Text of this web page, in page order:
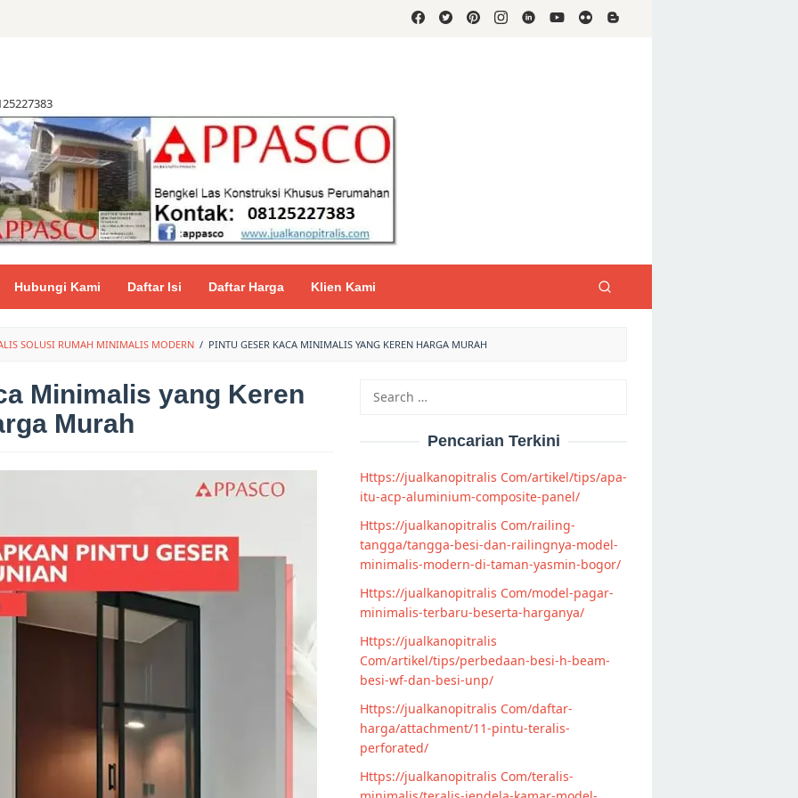
Hubungi Kami Daftar Isi Daftar Harga Klien Kami
SOLUSI RUMAH MINIMALIS MODERN / PINTU GESER KACA MINIMALIS YANG KEREN HARGA MURAH
Minimalis yang Keren
Murah
for:
Pencarian Terkini
Https://jualkanopitralis Com/artikel/tips/apa-
itu-acp-aluminium-composite-panel/
Https://jualkanopitralis Com/railing-
tangga/tangga-besi-dan-railingnya-model-
minimalis-modern-di-taman-yasmin-bogor/
Https://jualkanopitralis Com/model-pagar-
minimalis-terbaru-beserta-harganya/
Https://jualkanopitralis
Com/artikel/tips/perbedaan-besi-h-beam-
besi-wf-dan-besi-unp/
Https://jualkanopitralis Com/daftar-
harga/attachment/11-pintu-teralis-
perforated/
Https://jualkanopitralis Com/teralis-